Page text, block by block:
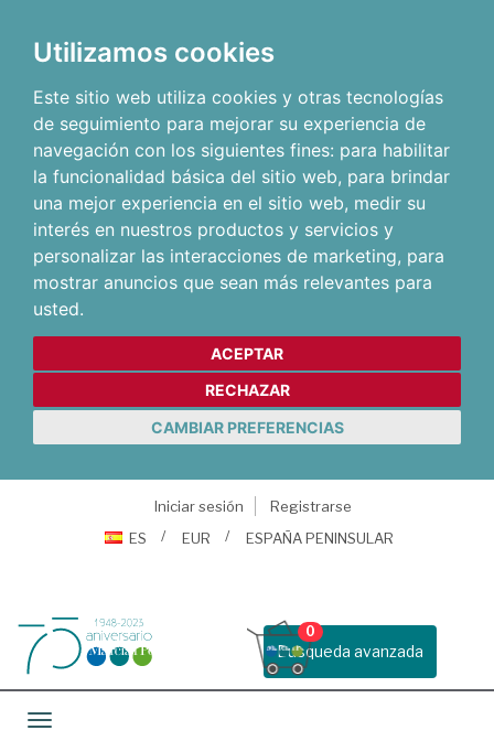
Utilizamos cookies
Este sitio web utiliza cookies y otras tecnologías
de seguimiento para mejorar su experiencia de
navegación con los siguientes fines: para habilitar
la funcionalidad básica del sitio web, para brindar
una mejor experiencia en el sitio web, medir su
interés en nuestros productos y servicios y
personalizar las interacciones de marketing, para
mostrar anuncios que sean más relevantes para
usted.
ACEPTAR
RECHAZAR
CAMBIAR PREFERENCIAS
Iniciar sesión
Registrarse
ES
EUR ESPAÑA PENINSULAR
Busqueda avanzada
0
Toggle navigation